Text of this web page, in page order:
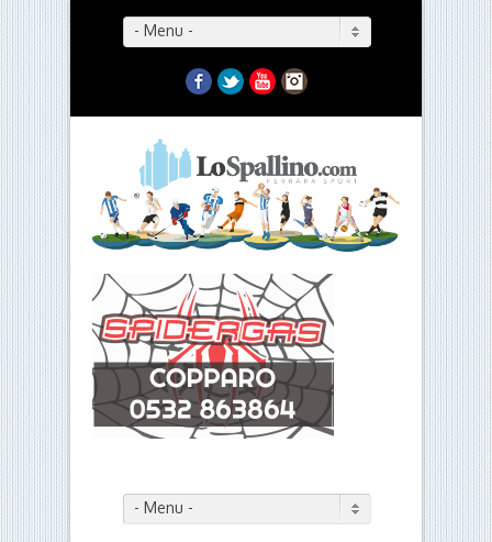
- Menu -
Facebook
TwitterYouTubeInstagram
- Menu -